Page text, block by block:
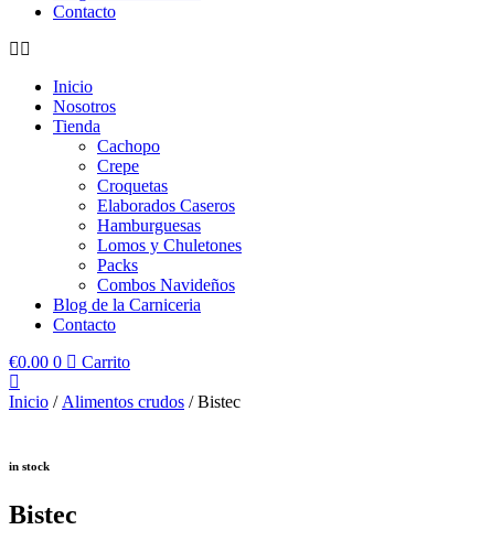
Contacto
Inicio
Nosotros
Tienda
Cachopo
Crepe
Croquetas
Elaborados Caseros
Hamburguesas
Lomos y Chuletones
Packs
Combos Navideños
Blog de la Carniceria
Contacto
€0.00 0 Carrito
Inicio / Alimentos crudos / Bistec
in stock
Bistec